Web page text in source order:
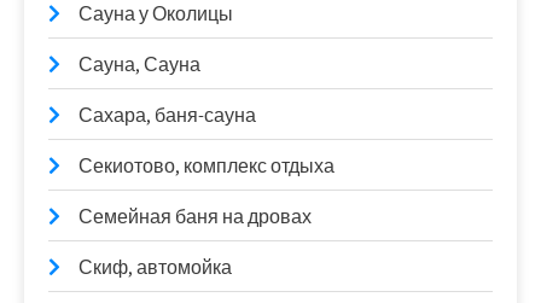
Сауна у Околицы
Сауна, Сауна
Сахара, баня-сауна
Секиотово, комплекс отдыха
Семейная баня на дровах
Скиф, автомойка